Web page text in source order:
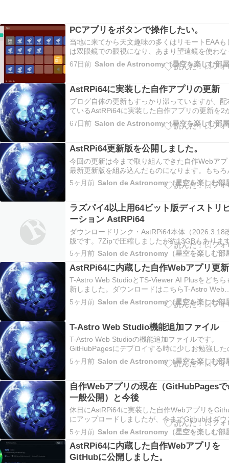
PCアプリをボタンで操作したい。
当地に来てから天文趣味の多くはリモートEAAも
は双眼鏡での眼視になり、あまり望遠鏡を使わな
ってしまいました。以前はベランダで機材を置き
なしにできたので
67日前 Salon de Astronomy（星空を楽しむ部
AstRPi64に実装した自作アプリの更新
ブログ自体の更新もすっかり滞っていますが、配
ているAstRPi64に実装した自作アプリの更新を2
ぶりに行いました。（すっかり使い方すら忘れて
した。。。）以下
67日前 Salon de Astronomy（星空を楽しむ部
AstRPi64更新版を公開しました。
今回の更新は今まで取り組んできた自作Webアプ
最新更新版を組み込んだものになります。もちろ
ンストールしてあるアプリ、ドライバなどもアッ
ートしています。
5ヶ月前 Salon de Astronomy（星空を楽しむ部
ラズパイ4以上用64ビット版ディストリ
ーション AstRPi64
ダウンロードリンク・AstRPi64本体（2026.3.18
版です。7Zipで圧縮しましたが約13GBもありま
でお時間あるときに。。。）・説明書
（2026.3.18Webアプリ対応版用、目
5ヶ月前 Salon de Astronomy（星空を楽しむ部
AstRPi64に内蔵した自作Webアプリ更
T-Astro Web StudioとTS-Viewer AI Plusをどちら
新しました。ダウンロードはこちらT-Astro Web
StudioとTS-Viewer AI Plus共通・Googleサービ
利用が可能になりまし
5ヶ月前 Salon de Astronomy（星空を楽しむ部
T-Astro Web Studio機能追加ファイル
T-Astro Web Studioの機能追加ファイルです。
GitHubPagesにデプロイする時に少しお勉強した
で、今後は1つのフォルダを差し替えるだけで運
きそうです。効果としては以
5ヶ月前 Salon de Astronomy（星空を楽しむ部
自作Webアプリの現在（GitHubPages
一般公開）と今後
休日にAstRPi64に実装した自作Webアプリを
にアップロードしましたが、今までGithubはダウ
ードするくらいしか利用しなかったので、AIに聞
がら少しお勉強しま
5ヶ月前 Salon de Astronomy（星空を楽しむ部
AstRPi64に内蔵した自作Webアプリを
GitHubに公開しました。